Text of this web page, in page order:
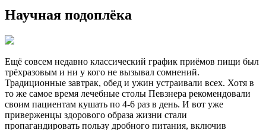
Научная подоплёка
Ещё совсем недавно классический график приёмов пищи был
трёхразовым и ни у кого не вызывал сомнений.
Традиционные завтрак, обед и ужин устраивали всех. Хотя в
то же самое время лечебные столы Певзнера рекомендовали
своим пациентам кушать по 4-6 раз в день. И вот уже
приверженцы здорового образа жизни стали
пропагандировать пользу дробного питания, включив